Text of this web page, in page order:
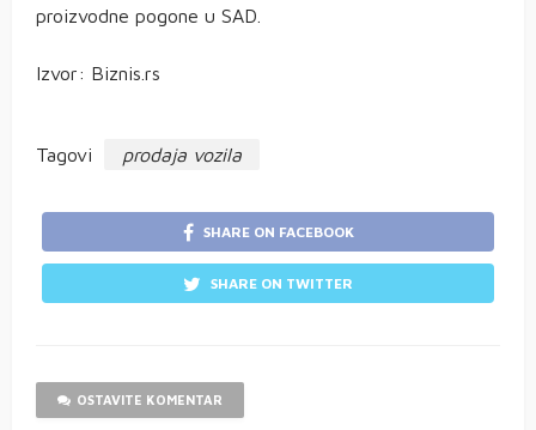
proizvodne pogone u SAD.
Izvor: Biznis.rs
Tagovi prodaja vozila
SHARE ON FACEBOOK
SHARE ON TWITTER
OSTAVITE KOMENTAR